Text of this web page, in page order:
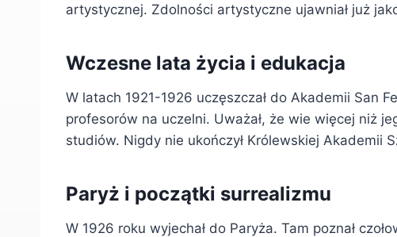
artystycznej. Zdolności artystyczne ujawniał już
Wczesne lata życia i edukacja
W latach 1921-1926 uczęszczał do Akademii San
profesorów na uczelni. Uważał, że wie więcej niż
studiów. Nigdy nie ukończył Królewskiej Akademii
Paryż i początki surrealizmu
W 1926 roku wyjechał do Paryża. Tam poznał